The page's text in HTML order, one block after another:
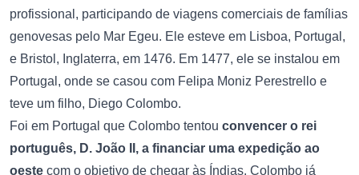
profissional, participando de viagens comerciais de famílias
genovesas pelo Mar Egeu. Ele esteve em Lisboa, Portugal,
e Bristol, Inglaterra, em 1476. Em 1477, ele se instalou em
Portugal, onde se casou com Felipa Moniz Perestrello e
teve um filho, Diego Colombo.
Foi em Portugal que Colombo tentou convencer o rei
português, D. João II, a financiar uma expedição ao
oeste com o objetivo de chegar às Índias. Colombo já